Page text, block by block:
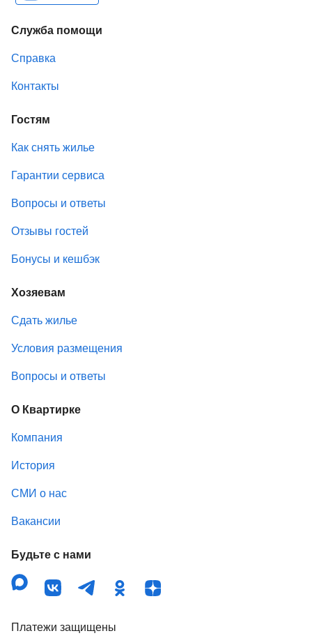
Служба помощи
Справка
Контакты
Гостям
Как снять жилье
Гарантии сервиса
Вопросы и ответы
Отзывы гостей
Бонусы и кешбэк
Хозяевам
Сдать жилье
Условия размещения
Вопросы и ответы
О Квартирке
Компания
История
СМИ о нас
Вакансии
Будьте с нами
Платежи защищены